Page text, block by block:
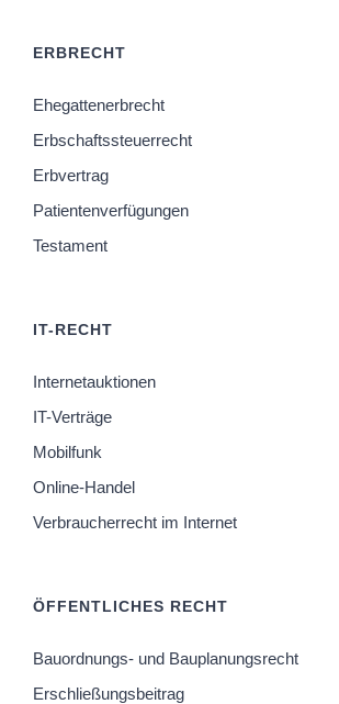
ERBRECHT
Ehegattenerbrecht
Erbschaftssteuerrecht
Erbvertrag
Patientenverfügungen
Testament
IT-RECHT
Internetauktionen
IT-Verträge
Mobilfunk
Online-Handel
Verbraucherrecht im Internet
ÖFFENTLICHES RECHT
Bauordnungs- und Bauplanungsrecht
Erschließungsbeitrag